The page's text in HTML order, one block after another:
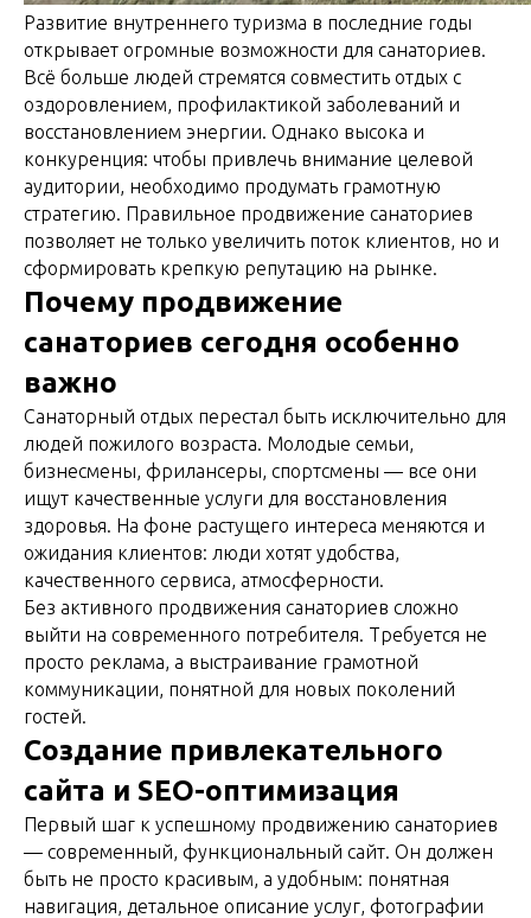
Развитие внутреннего туризма в последние годы
открывает огромные возможности для санаториев.
Всё больше людей стремятся совместить отдых с
оздоровлением, профилактикой заболеваний и
восстановлением энергии. Однако высока и
конкуренция: чтобы привлечь внимание целевой
аудитории, необходимо продумать грамотную
стратегию. Правильное продвижение санаториев
позволяет не только увеличить поток клиентов, но и
сформировать крепкую репутацию на рынке.
Почему продвижение
санаториев сегодня особенно
важно
Санаторный отдых перестал быть исключительно для
людей пожилого возраста. Молодые семьи,
бизнесмены, фрилансеры, спортсмены — все они
ищут качественные услуги для восстановления
здоровья. На фоне растущего интереса меняются и
ожидания клиентов: люди хотят удобства,
качественного сервиса, атмосферности.
Без активного продвижения санаториев сложно
выйти на современного потребителя. Требуется не
просто реклама, а выстраивание грамотной
коммуникации, понятной для новых поколений
гостей.
Создание привлекательного
сайта и SEO-оптимизация
Первый шаг к успешному продвижению санаториев
— современный, функциональный сайт. Он должен
быть не просто красивым, а удобным: понятная
навигация, детальное описание услуг, фотографии